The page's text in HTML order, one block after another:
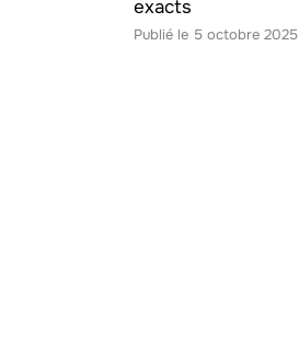
exacts
5 octobre 2025